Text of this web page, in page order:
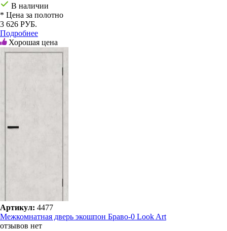
В наличии
* Цена за полотно
3 626 РУБ.
Подробнее
Хорошая цена
Артикул: 4477
Межкомнатная дверь экошпон Браво-0 Look Art
отзывов нет